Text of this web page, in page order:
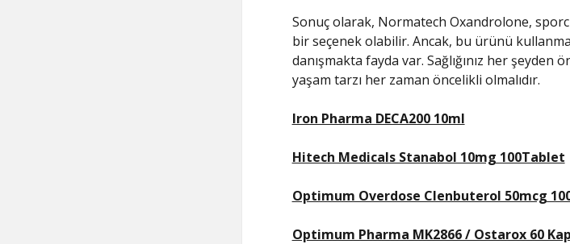
Sonuç olarak, Normatech Oxandrolone,
bir seçenek olabilir. Ancak, bu ürünü
danışmakta fayda var. Sağlığınız her şeyden
yaşam tarzı her zaman öncelikli olmalıdır.
Iron Pharma DECA200 10ml
Hitech Medicals Stanabol 10mg 100Tablet
Optimum Overdose Clenbuterol 50mcg
Optimum Pharma MK2866 / Ostarox 60